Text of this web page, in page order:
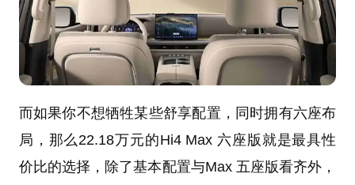
而如果你不想牺牲某些舒享配置，同时拥有六座布
局，那么22.18万元的Hi4 Max 六座版就是最具性
价比的选择，除了基本配置与Max 五座版看齐外，